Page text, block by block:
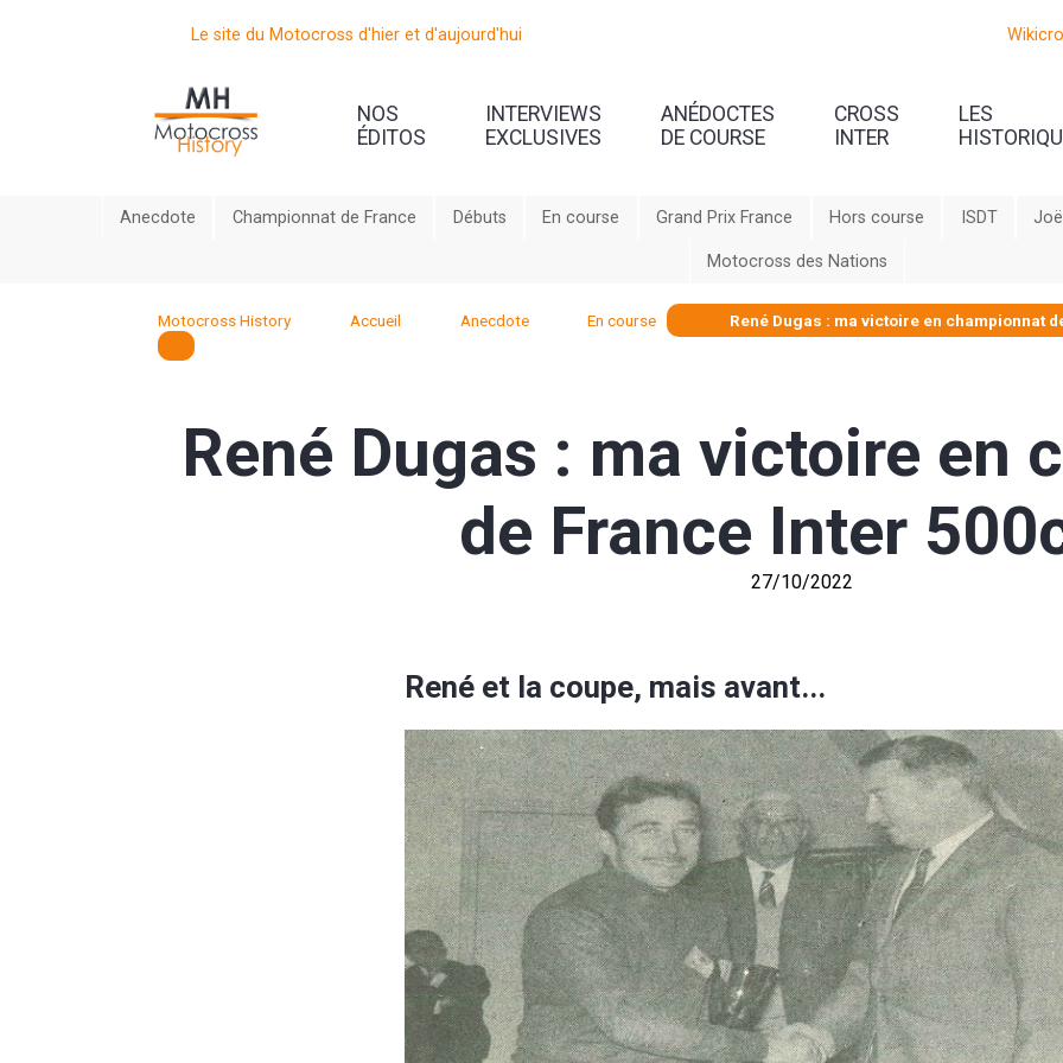
Le site du Motocross d'hier et d'aujourd'hui
NOS
ÉDITOS
INTERVIEWS
EXCLUSIVES
ANÉDOCTES
DE COURSE
CROSS
INTER
LES
Anecdote Championnat de France Débuts En course Grand Prix France Hors course ISDT
Motocross des Nations
Motocross History Accueil Anecdote En course René Dugas : ma victoire en championnat
René Dugas : ma victoire en
de France Inter
27/10/2022
René et la coupe, mais avant...